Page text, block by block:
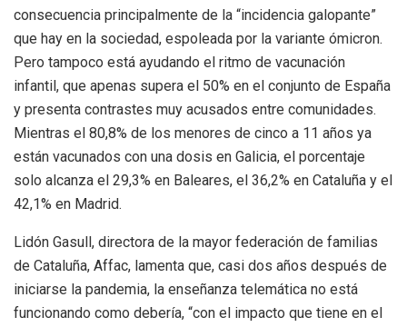
consecuencia principalmente de la “incidencia galopante”
que hay en la sociedad, espoleada por la variante ómicron.
Pero tampoco está ayudando el ritmo de vacunación
infantil, que apenas supera el 50% en el conjunto de España
y presenta contrastes muy acusados entre comunidades.
Mientras el 80,8% de los menores de cinco a 11 años ya
están vacunados con una dosis en Galicia, el porcentaje
solo alcanza el 29,3% en Baleares, el 36,2% en Cataluña y el
42,1% en Madrid.
Lidón Gasull, directora de la mayor federación de familias
de Cataluña, Affac, lamenta que, casi dos años después de
iniciarse la pandemia, la enseñanza telemática no está
funcionando como debería, “con el impacto que tiene en el